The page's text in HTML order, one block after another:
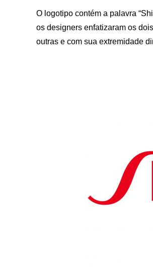
O logotipo contém a palavra
os designers enfatizaram os
outras e com sua extremidade